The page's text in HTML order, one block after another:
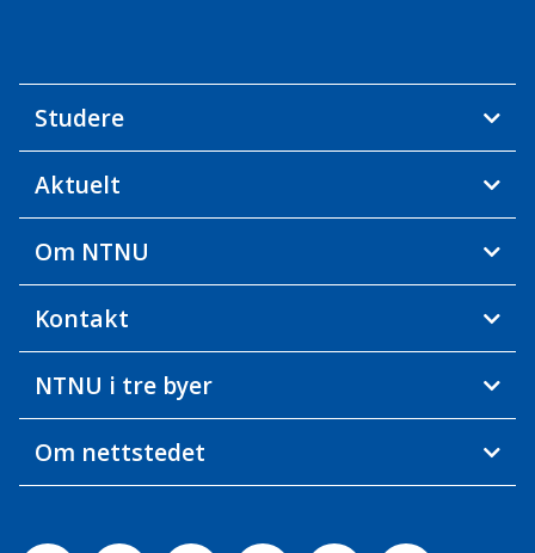
Studere
Aktuelt
Om NTNU
Kontakt
NTNU i tre byer
Om nettstedet